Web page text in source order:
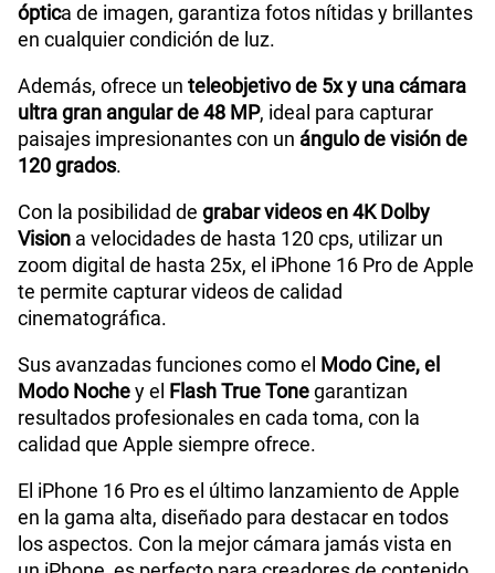
óptica de imagen, garantiza fotos nítidas y brillantes
en cualquier condición de luz.
Además, ofrece un teleobjetivo de 5x y una cámara
ultra gran angular de 48 MP, ideal para capturar
paisajes impresionantes con un ángulo de visión de
120 grados.
Con la posibilidad de grabar videos en 4K Dolby
Vision a velocidades de hasta 120 cps, utilizar un
zoom digital de hasta 25x, el iPhone 16 Pro de Apple
te permite capturar videos de calidad
cinematográfica.
Sus avanzadas funciones como el Modo Cine, el
Modo Nochey el Flash True Tonegarantizan
resultados profesionales en cada toma, con la
calidad que Apple siempre ofrece.
El iPhone 16 Pro es el último lanzamiento de Apple
en la gama alta, diseñado para destacar en todos
los aspectos. Con la mejor cámara jamás vista en